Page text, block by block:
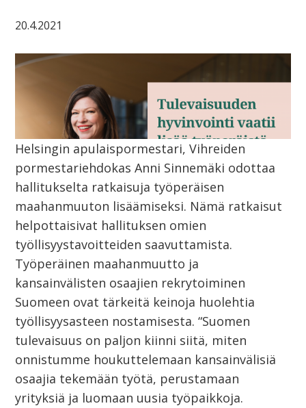
20.4.2021
Helsingin apulaispormestari, Vihreiden
pormestariehdokas Anni Sinnemäki odottaa
hallitukselta ratkaisuja työperäisen
maahanmuuton lisäämiseksi. Nämä ratkaisut
helpottaisivat hallituksen omien
työllisyystavoitteiden saavuttamista.
Työperäinen maahanmuutto ja
kansainvälisten osaajien rekrytoiminen
Suomeen ovat tärkeitä keinoja huolehtia
työllisyysasteen nostamisesta. “Suomen
tulevaisuus on paljon kiinni siitä, miten
onnistumme houkuttelemaan kansainvälisiä
osaajia tekemään työtä, perustamaan
yrityksiä ja luomaan uusia työpaikkoja.